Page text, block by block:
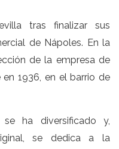
tras finalizar sus
de Nápoles. En la
de la empresa de
1936, en el barrio de
se ha diversificado y,
se dedica a la